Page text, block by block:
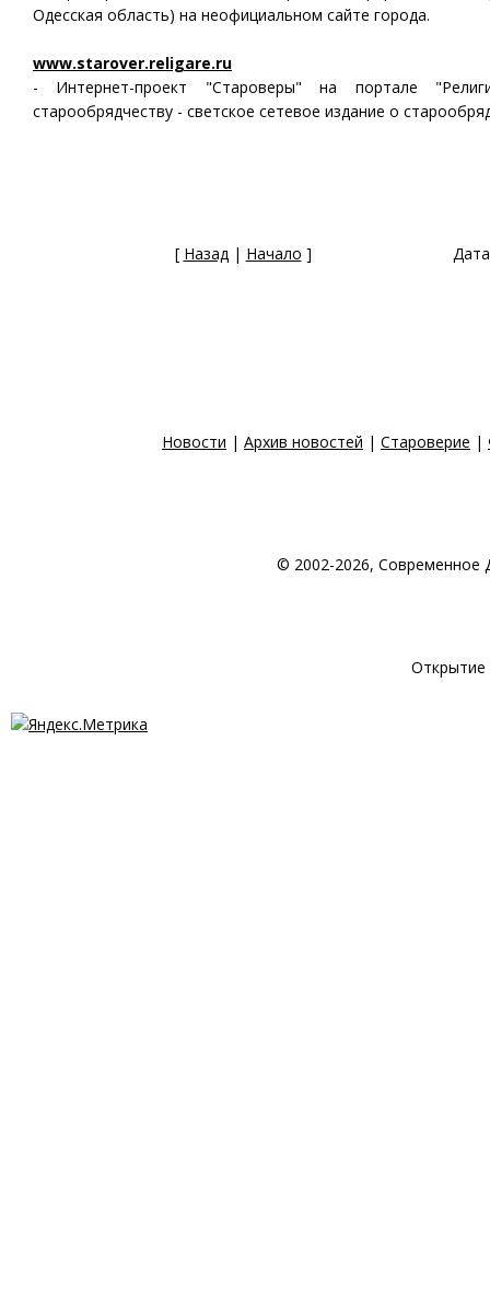
Одесская область) на неофициальном сайте города.
www.starover.religare.ru
- Интернет-проект "Староверы" на портале
старообрядчеству - светское сетевое издание о
[ Назад | Начало ]
Новости | Архив новостей | Староверие |
© 2002-2026, Современное
Открытие